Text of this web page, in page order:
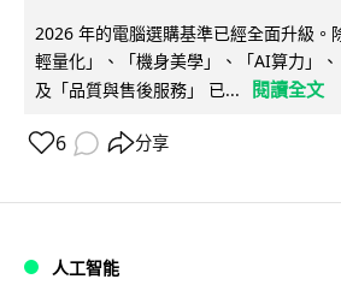
2026 年的電腦選購基準已經全面升級。
輕量化」、「機身美學」、「AI算力」
及「品質與售後服務」 已...
閱讀全文
6 分享
人工智能